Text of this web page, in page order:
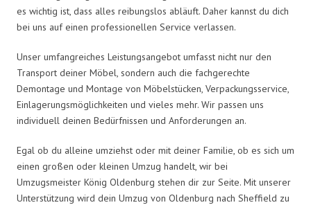
es wichtig ist, dass alles reibungslos abläuft. Daher kannst du dich
bei uns auf einen professionellen Service verlassen.
Unser umfangreiches Leistungsangebot umfasst nicht nur den
Transport deiner Möbel, sondern auch die fachgerechte
Demontage und Montage von Möbelstücken, Verpackungsservice,
Einlagerungsmöglichkeiten und vieles mehr. Wir passen uns
individuell deinen Bedürfnissen und Anforderungen an.
Egal ob du alleine umziehst oder mit deiner Familie, ob es sich um
einen großen oder kleinen Umzug handelt, wir bei
Umzugsmeister König Oldenburg stehen dir zur Seite. Mit unserer
Unterstützung wird dein Umzug von Oldenburg nach Sheffield zu